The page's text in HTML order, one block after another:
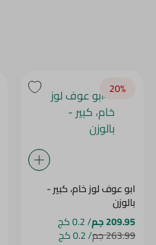
20‎%‎
ابو عوف لوز خام، كبير -
بالوزن
209.95 جم
/ 0.2 كج
263.99 جم / 0.2 كج